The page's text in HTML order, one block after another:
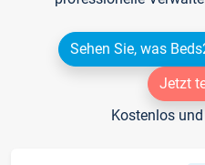
Sehen Sie, was
Jetzt
Kostenlos